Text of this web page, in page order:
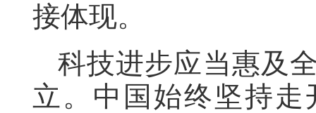
接体现。
科技进步应当惠及
立。中国始终坚持